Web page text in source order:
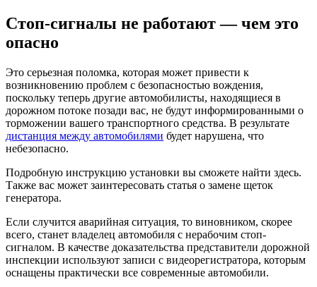
Стоп-сигналы не работают — чем это
опасно
Это серьезная поломка, которая может привести к
возникновению проблем с безопасностью вождения,
поскольку теперь другие автомобилисты, находящиеся в
дорожном потоке позади вас, не будут информированными о
торможении вашего транспортного средства. В результате
дистанция между автомобилями будет нарушена, что
небезопасно.
Подробную инструкцию установки вы сможете найти здесь.
Также вас может заинтересовать статья о замене щеток
генератора.
Если случится аварийная ситуация, то виновником, скорее
всего, станет владелец автомобиля с нерабочим стоп-
сигналом. В качестве доказательства представители дорожной
инспекции используют записи с видеорегистратора, которым
оснащены практически все современные автомобили.